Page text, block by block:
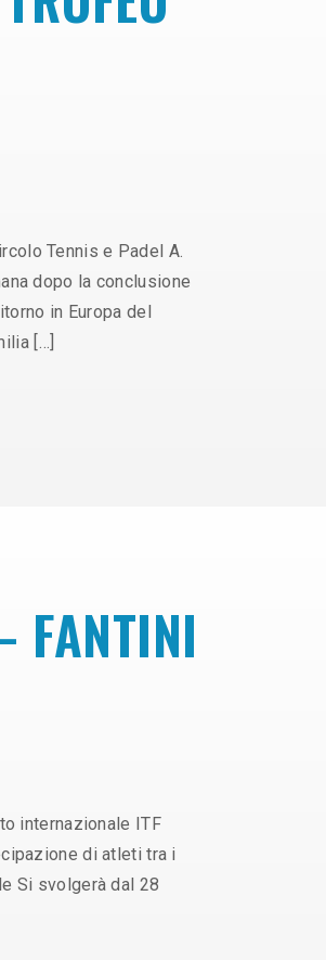
Tennis e Padel A.
dopo la conclusione
in Europa del
[…]
FANTINI
internazionale ITF
di atleti tra i
Si svolgerà dal 28